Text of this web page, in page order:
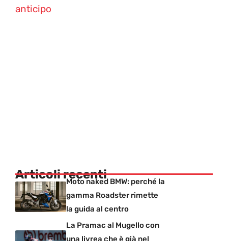
anticipo
Articoli recentiMoto naked BMW: perché la
gamma Roadster rimette
la guida al centro
La Pramac al Mugello con
una livrea che è già nel